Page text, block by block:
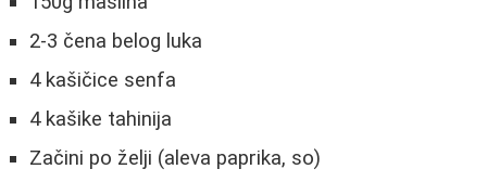
2-3 čena belog luka
4 kašičice senfa
4 kašike tahinija
Začini po želji (aleva paprika, so)